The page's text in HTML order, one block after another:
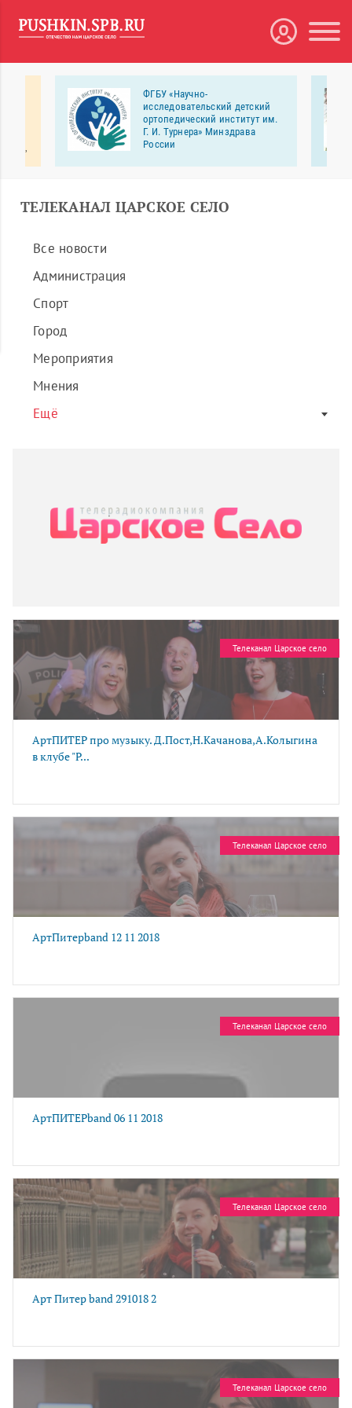
ФГБУ «Научно-
исследовательский детский
ортопедический институт им.
Г. И. Турнера» Минздрава
России
травматологии, одном из самых
ТЕЛЕКАНАЛ ЦАРСКОЕ СЕЛО
Все новости
Администрация
Спорт
Город
Мероприятия
Мнения
Ещё
Телеканал Царское село
АртПИТЕР про музыку. Д.Пост,Н.Качанова,А.Колыгина
в клубе "P...
Телеканал Царское село
АртПитерband 12 11 2018
Телеканал Царское село
АртПИТЕРband 06 11 2018
Телеканал Царское село
Арт Питер band 291018 2
Телеканал Царское село